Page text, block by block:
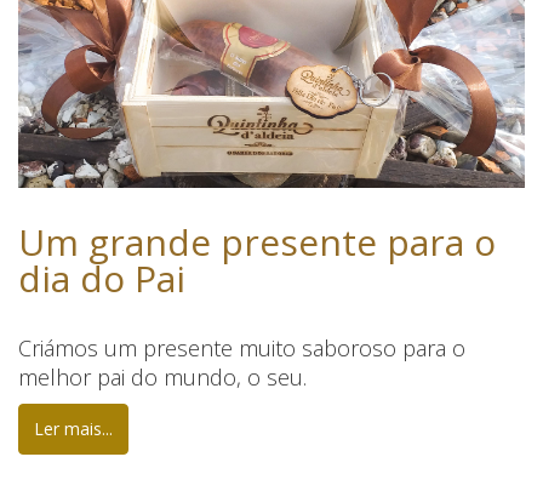
Um grande presente para o
dia do Pai
Criámos um presente muito saboroso para o
melhor pai do mundo, o seu.
Ler mais...